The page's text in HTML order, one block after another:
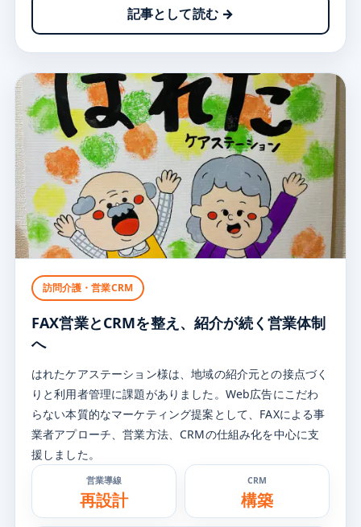
記事として読む →
訪問介護・営業CRM
FAX営業とCRMを整え、紹介が続く営業体制
へ
はれたケアステーション様は、地域の紹介元との接点づく
りと利用者管理に課題がありました。Web広告にこだわ
らない本質的なマーケティング提案として、FAXによる事
業者アプローチ、営業方法、CRMの仕組み化を中心に支
援しました。
営業導線
再設計
CRM
構築